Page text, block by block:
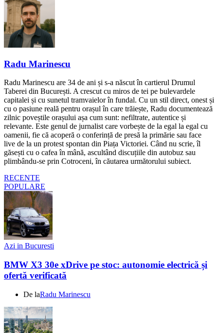
Radu Marinescu
Radu Marinescu are 34 de ani și s-a născut în cartierul Drumul
Taberei din București. A crescut cu miros de tei pe bulevardele
capitalei și cu sunetul tramvaielor în fundal. Cu un stil direct, onest și
cu o pasiune reală pentru orașul în care trăiește, Radu documentează
zilnic poveștile orașului așa cum sunt: nefiltrate, autentice și
relevante. Este genul de jurnalist care vorbește de la egal la egal cu
oamenii, fie că acoperă o conferință de presă la primărie sau face
live de la un protest spontan din Piața Victoriei. Când nu scrie, îl
găsești cu o cafea în mână, ascultând discuțiile din autobuz sau
plimbându-se prin Cotroceni, în căutarea următorului subiect.
RECENTE
POPULARE
Azi in Bucuresti
BMW X3 30e xDrive pe stoc: autonomie electrică și
ofertă verificată
De laRadu Marinescu